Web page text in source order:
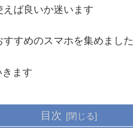
ば良いか迷います
すめのスマホを集めました
ます
目次